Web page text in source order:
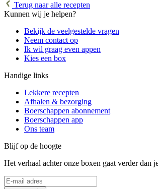
Terug naar alle recepten
Kunnen wij je helpen?
Bekijk de veelgestelde vragen
Neem contact op
Ik wil graag even appen
Kies een box
Handige links
Lekkere recepten
Afhalen & bezorging
Boerschappen abonnement
Boerschappen app
Ons team
Blijf op de hoogte
Het verhaal achter onze boxen gaat verder dan